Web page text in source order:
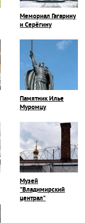
Мемориал Гагарину
и Серёгину
Памятник Илье
Муромцу
Музей
"Владимирский
централ"